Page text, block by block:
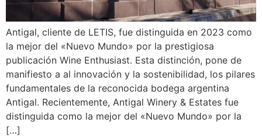
Antigal, cliente de LETIS, fue distinguida en 2023 como
la mejor del «Nuevo Mundo» por la prestigiosa
publicación Wine Enthusiast. Esta distinción, pone de
manifiesto a al innovación y la sostenibilidad, los pilares
fundamentales de la reconocida bodega argentina
Antigal. Recientemente, Antigal Winery & Estates fue
distinguida como la mejor del «Nuevo Mundo» por la
[…]